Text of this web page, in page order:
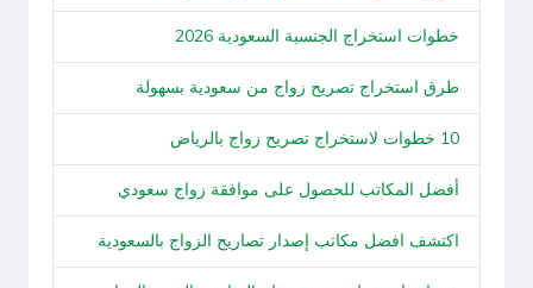
خطوات استخراج الجنسية السعودية 2026
طرق استخراج تصريح زواج من سعودية بسهولة
10 خطوات لاستخراج تصريح زواج بالرياض
أفضل المكاتب للحصول على موافقة زواج سعودي
اكتشف افضل مكاتب إصدار تصاريح الزواج بالسعودية